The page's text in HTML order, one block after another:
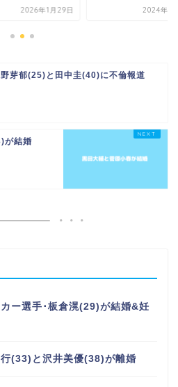
2026年1月29日 2024年9
芽郁(25)と田中圭(40)に不倫報道
が結婚
ー選手･板倉滉(29)が結婚&妊
(33)と沢井美優(38)が離婚